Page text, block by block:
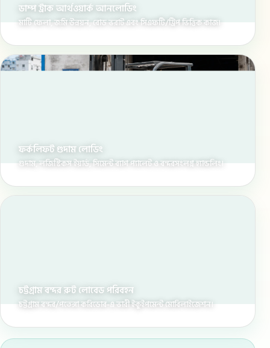
ডাম্প ট্রাক আর্থওয়ার্ক আনলোডিং
মাটি ফেলা, জমি উন্নয়ন, রোড ভরাট এবং সিএফটি/ট্রিপ ভিত্তিক কাজ।
ফর্কলিফট গুদাম লোডিং
গুদাম, লজিস্টিকস ইয়ার্ড, সিমেন্ট ব্যাগ প্যালেট ও বন্দরসংলগ্ন হ্যান্ডলিং।
চট্টগ্রাম বন্দর রুট লোবেড পরিবহন
চট্টগ্রাম বন্দর/পতেঙ্গা করিডোর-এ ভারী ইকুইপমেন্ট মোবিলাইজেশন।